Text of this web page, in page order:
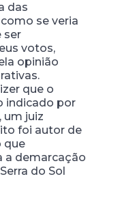
das
se veria
ser
votos,
opinião
que o
indicado por
um juiz
foi autor de
que
a demarcação
do Sol